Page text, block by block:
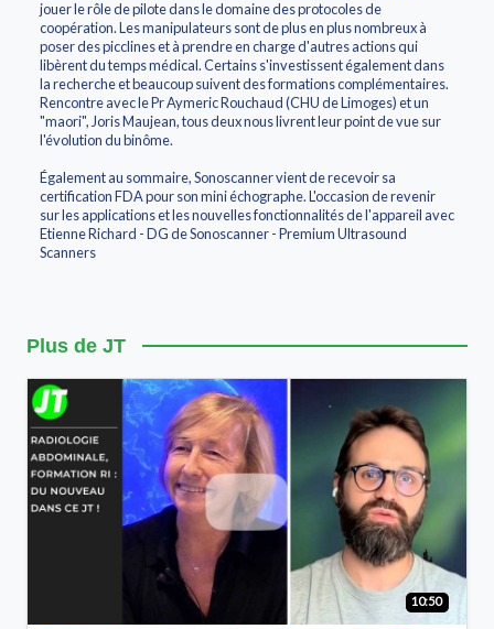
jouer le rôle de pilote dans le domaine des protocoles de
coopération. Les manipulateurs sont de plus en plus nombreux à
poser des picclines et à prendre en charge d'autres actions qui
libèrent du temps médical. Certains s'investissent également dans
la recherche et beaucoup suivent des formations complémentaires.
Rencontre avec le Pr Aymeric Rouchaud (CHU de Limoges) et un
"maori", Joris Maujean, tous deux nous livrent leur point de vue sur
l'évolution du binôme.
Également au sommaire, Sonoscanner vient de recevoir sa
certification FDA pour son mini échographe. L'occasion de revenir
sur les applications et les nouvelles fonctionnalités de l'appareil avec
Etienne Richard - DG de Sonoscanner - Premium Ultrasound
Scanners
Plus de JT
10:50